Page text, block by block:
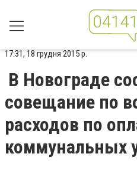
17:31, 18 грудня 2015 р.
В Новограде
совещание по
расходов по
коммунальных